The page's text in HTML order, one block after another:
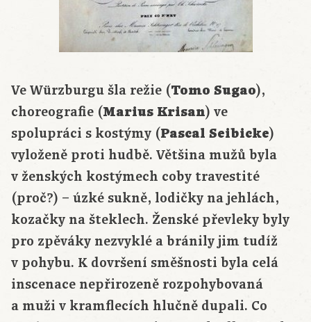
Ve Würzburgu šla režie (Tomo Sugao),
choreografie (Marius Krisan) ve
spolupráci s kostýmy (Pascal Seibicke)
vyloženě proti hudbě. Většina mužů byla
v ženských kostýmech coby travestité
(proč?) – úzké sukně, lodičky na jehlách,
kozačky na šteklech. Ženské převleky byly
pro zpěváky nezvyklé a bránily jim tudíž
v pohybu. K dovršení směšnosti byla celá
inscenace nepřirozeně rozpohybovaná
a muži v kramflecích hlučně dupali. Co